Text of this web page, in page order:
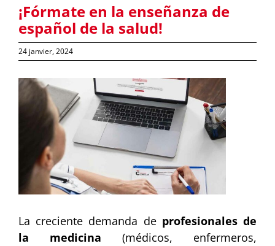
¡Fórmate en la enseñanza de
español de la salud!
24 janvier, 2024
View
Larger
La creciente demanda de profesionales de
la medicina (médicos, enfermeros,